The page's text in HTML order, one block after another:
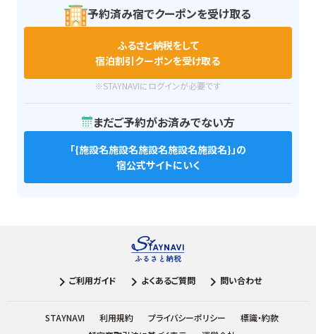
予約済み宿でクーポンを受け取る
ふるさと納税をして
宿泊割引クーポンを受け取る
※STAYNAVIにログインが必要です
まだご予約がお済みでない方
「{施設名施設名施設名施設名施設名}」の
宿公式サイトにいく
ご利用ガイド よくあるご質問 問い合わせ
STAYNAVI 利用規約 プライバシーポリシー
標識・約款